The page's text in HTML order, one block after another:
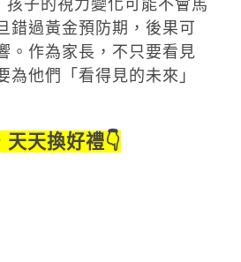
子的視力變化可能不會馬
錯過黃金預防期，後果可
。作為家長，不只要看見
為他們「看得見的未來」
天天換好禮👇